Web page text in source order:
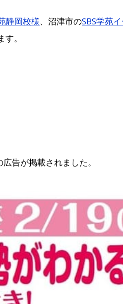
静岡校様、沼津市のSBS学苑
。
告が掲載されました。